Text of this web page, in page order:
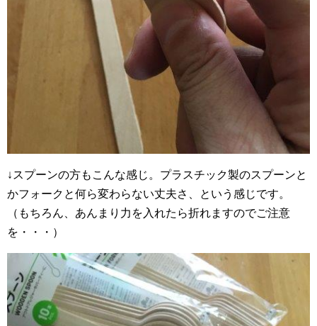
↓スプーンの方もこんな感じ。プラスチック製のスプーンと
かフォークと何ら変わらない丈夫さ、という感じです。
（もちろん、あんまり力を入れたら折れますのでご注意
を・・・）